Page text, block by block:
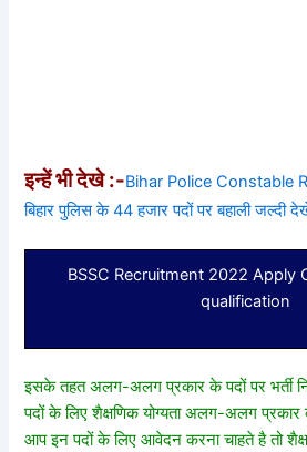
इन्हें भी देखे :-Bihar Police Constable
बिहार पुलिस के 44 हजार पदों पर बहाली जल्दी
BSSC Recruitment 2022 Apply
qualification
इसके तहत अलग-अलग प्रकार के पदों पर भर्ती
पदों के लिए शैक्षणिक योग्यता अलग-अलग प्रकार
आप इन पदों के लिए आवेदन करना चाहते है तो